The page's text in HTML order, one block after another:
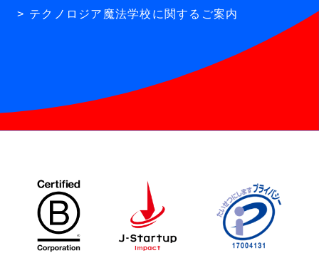
テクノロジア魔法学校に関するご案内